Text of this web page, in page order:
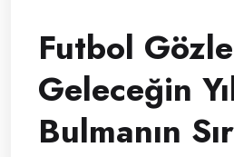
Futbol
Geleceğin
Bulmanın